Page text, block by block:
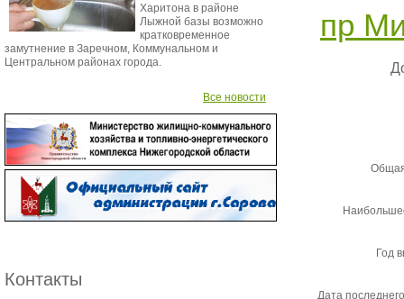
Харитона в районе
Лыжной базы возможно
кратковременное
замутнение в Заречном, Коммунальном и
Центральном районах города.
Все новости
Контакты
пр
Год
Дата